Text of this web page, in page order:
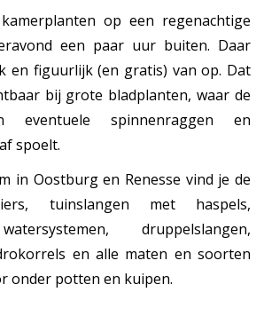
op een regenachtige
een paar uur buiten. Daar
en figuurlijk (en gratis) van op. Dat
bij grote bladplanten, waar de
spinnenraggen en
spoelt.
in Oostburg en Renesse vind je de
tuinslangen met haspels,
druppelslangen,
en alle maten en soorten
onder potten en kuipen.